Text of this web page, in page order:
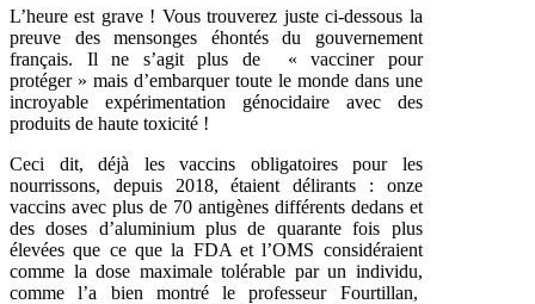
L’heure est grave ! Vous trouverez juste ci-dessous la
preuve des mensonges éhontés du gouvernement
français. Il ne s’agit plus de « vacciner pour
protéger » mais d’embarquer toute le monde dans une
incroyable expérimentation génocidaire avec des
produits de haute toxicité !
Ceci dit, déjà les vaccins obligatoires pour les
nourrissons, depuis 2018, étaient délirants : onze
vaccins avec plus de 70 antigènes différents dedans et
des doses d’aluminium plus de quarante fois plus
élevées que ce que la FDA et l’OMS considéraient
comme la dose maximale tolérable par un individu,
comme l’a bien montré le professeur Fourtillan,